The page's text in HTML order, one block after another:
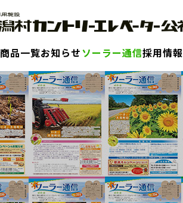
商品一覧お知らせソーラー通信採用情報